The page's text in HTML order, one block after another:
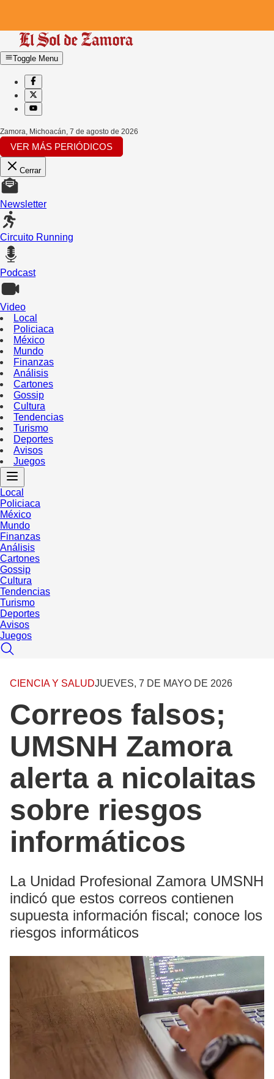
Toggle Menu
Zamora, Michoacán, 7 de agosto de 2026
VER MÁS PERIÓDICOS
Cerrar
Newsletter
Circuito Running
Podcast
Video
Local
Policiaca
México
Mundo
Finanzas
Análisis
Cartones
Gossip
Cultura
Tendencias
Turismo
Deportes
Avisos
Juegos
Local
Policiaca
México
Mundo
Finanzas
Análisis
Cartones
Gossip
Cultura
Tendencias
Turismo
Deportes
Avisos
Juegos
CIENCIA Y SALUDJUEVES, 7 DE MAYO DE 2026
Correos falsos;
UMSNH Zamora
alerta a nicolaitas
sobre riesgos
informáticos
La Unidad Profesional Zamora UMSNH
indicó que estos correos contienen
supuesta información fiscal; conoce los
riesgos informáticos